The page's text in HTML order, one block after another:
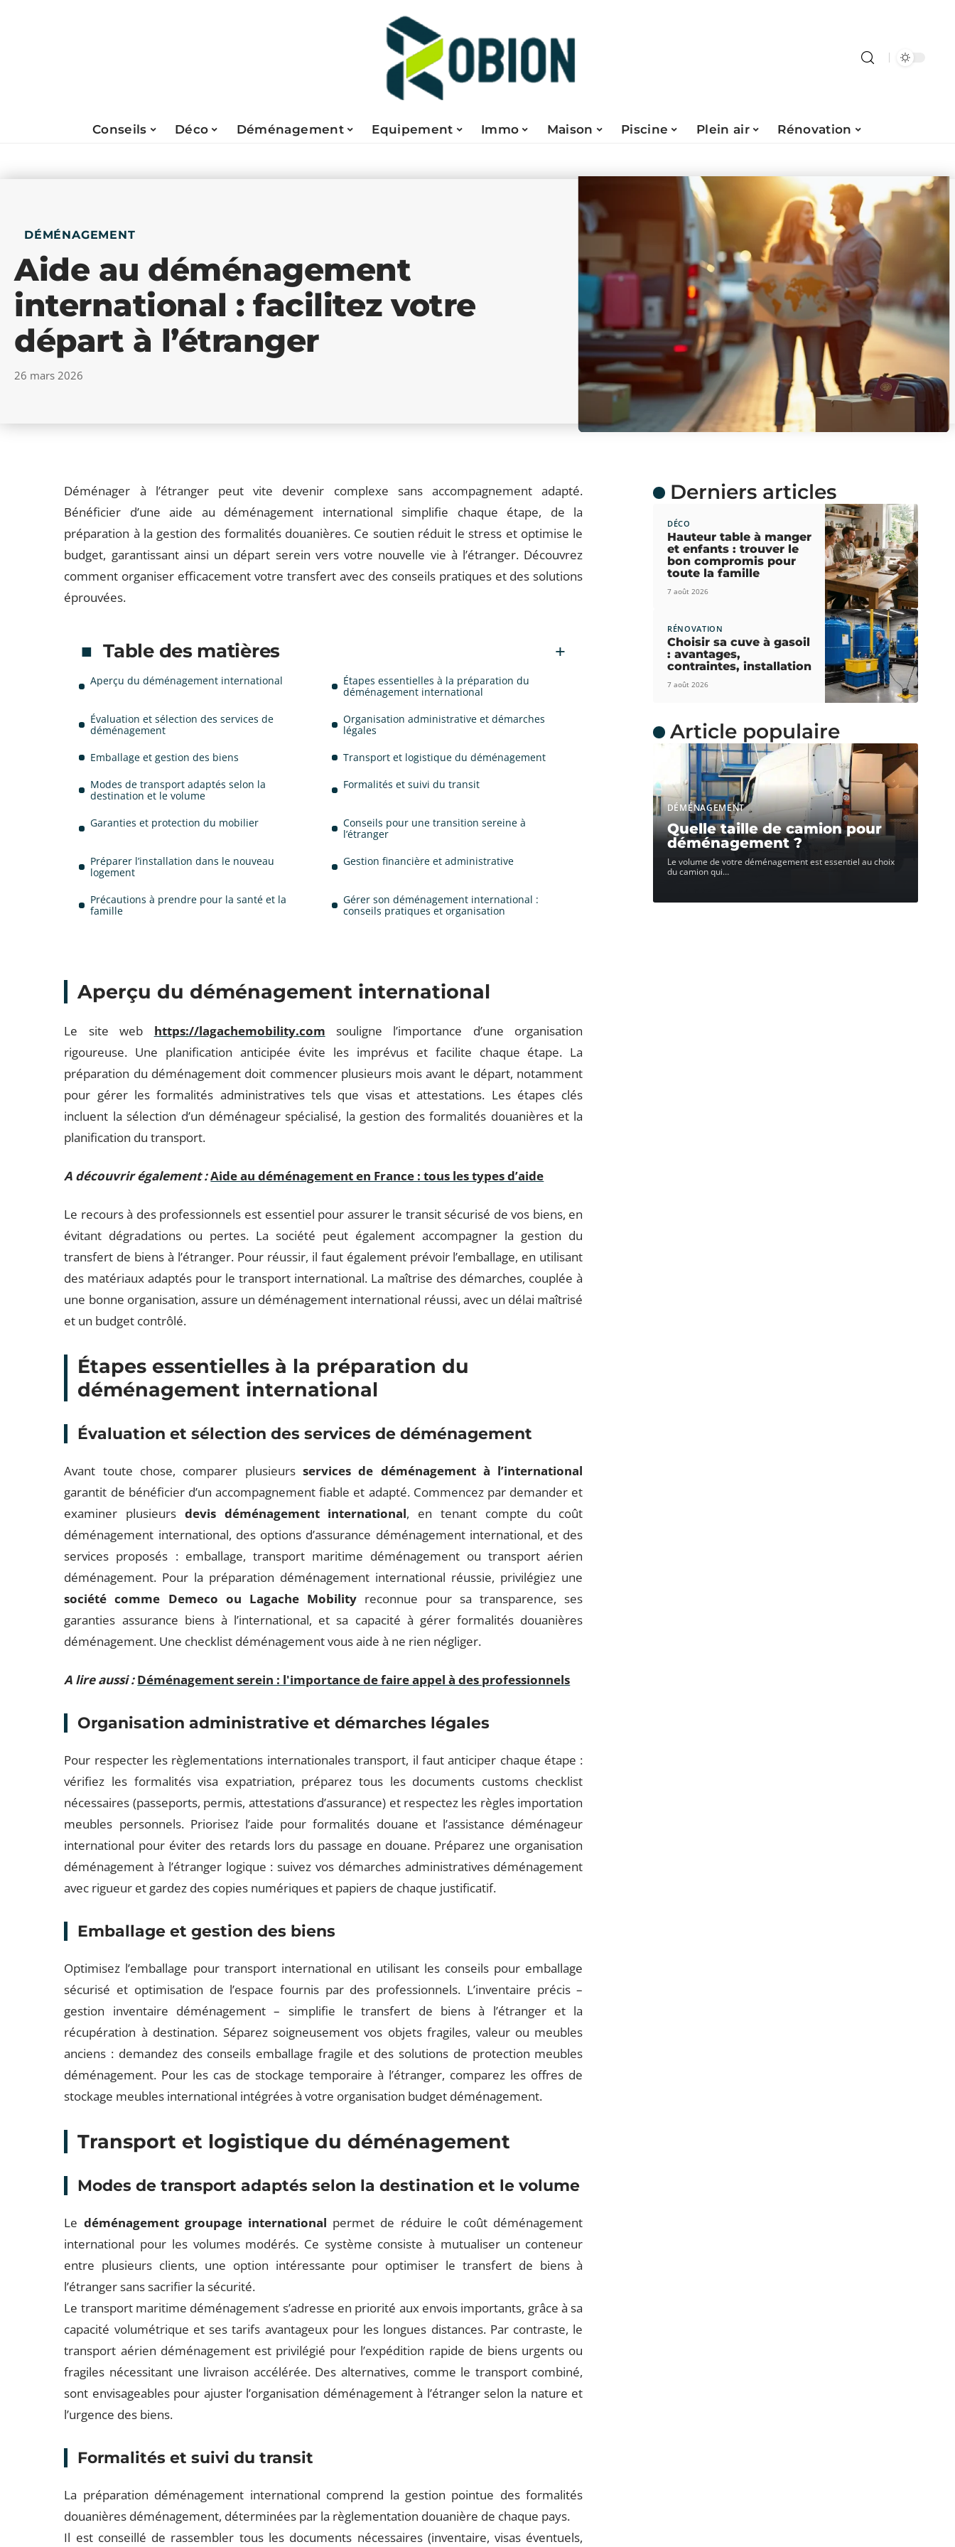
Conseils Déco Déménagement Equipement Immo Maison Piscine Plein air Rénovation
DÉMÉNAGEMENT
Aide au déménagement
international : facilitez votre
départ à l’étranger
26 mars 2026
Déménager à l’étranger peut vite devenir complexe sans accompagnement adapté.
Bénéficier d’une aide au déménagement international simplifie chaque étape, de la
préparation à la gestion des formalités douanières. Ce soutien réduit le stress et optimise le
budget, garantissant ainsi un départ serein vers votre nouvelle vie à l’étranger. Découvrez
comment organiser efficacement votre transfert avec des conseils pratiques et des solutions
éprouvées.
Table des matières
Aperçu du déménagement international
Étapes essentielles à la préparation du
déménagement international
Évaluation et sélection des services de
déménagement
Organisation administrative et démarches
légales
Emballage et gestion des biens
Transport et logistique du déménagement
Modes de transport adaptés selon la
destination et le volume
Formalités et suivi du transit
Garanties et protection du mobilier
Conseils pour une transition sereine à
l’étranger
Préparer l’installation dans le nouveau
logement
Gestion financière et administrative
Précautions à prendre pour la santé et la
famille
Gérer son déménagement international :
conseils pratiques et organisation
Aperçu du déménagement international
Le site web https://lagachemobility.com souligne l’importance d’une organisation
rigoureuse. Une planification anticipée évite les imprévus et facilite chaque étape. La
préparation du déménagement doit commencer plusieurs mois avant le départ, notamment
pour gérer les formalités administratives tels que visas et attestations. Les étapes clés
incluent la sélection d’un déménageur spécialisé, la gestion des formalités douanières et la
planification du transport.
A découvrir également :Aide au déménagement en France : tous les types d’aide
Le recours à des professionnels est essentiel pour assurer le transit sécurisé de vos biens, en
évitant dégradations ou pertes. La société peut également accompagner la gestion du
transfert de biens à l’étranger. Pour réussir, il faut également prévoir l’emballage, en utilisant
des matériaux adaptés pour le transport international. La maîtrise des démarches, couplée à
une bonne organisation, assure un déménagement international réussi, avec un délai maîtrisé
et un budget contrôlé.
Étapes essentielles à la préparation du
déménagement international
Évaluation et sélection des services de déménagement
Avant toute chose, comparer plusieursservices de déménagement à l’international
garantit de bénéficier d’un accompagnement fiable et adapté. Commencez par demander et
examiner plusieurs devis déménagement international, en tenant compte du coût
déménagement international, des options d’assurance déménagement international, et des
services proposés : emballage, transport maritime déménagement ou transport aérien
déménagement. Pour la préparation déménagement international réussie, privilégiez une
société comme Demeco ou Lagache Mobilityreconnue pour sa transparence, ses
garanties assurance biens à l’international, et sa capacité à gérer formalités douanières
déménagement. Une checklist déménagement vous aide à ne rien négliger.
A lire aussi : Déménagement serein : l'importance de faire appel à des professionnels
Organisation administrative et démarches légales
Pour respecter les règlementations internationales transport, il faut anticiper chaque étape :
vérifiez les formalités visa expatriation, préparez tous les documents customs checklist
nécessaires (passeports, permis, attestations d’assurance) et respectez les règles importation
meubles personnels. Priorisez l’aide pour formalités douane et l’assistance déménageur
international pour éviter des retards lors du passage en douane. Préparez une organisation
déménagement à l’étranger logique : suivez vos démarches administratives déménagement
avec rigueur et gardez des copies numériques et papiers de chaque justificatif.
Emballage et gestion des biens
Optimisez l’emballage pour transport international en utilisant les conseils pour emballage
sécurisé et optimisation de l’espace fournis par des professionnels. L’inventaire précis –
gestion inventaire déménagement – simplifie le transfert de biens à l’étranger et la
récupération à destination. Séparez soigneusement vos objets fragiles, valeur ou meubles
anciens : demandez des conseils emballage fragile et des solutions de protection meubles
déménagement. Pour les cas de stockage temporaire à l’étranger, comparez les offres de
stockage meubles international intégrées à votre organisation budget déménagement.
Transport et logistique du déménagement
Modes de transport adaptés selon la destination et le volume
Le déménagement groupage international permet de réduire le coût déménagement
international pour les volumes modérés. Ce système consiste à mutualiser un conteneur
entre plusieurs clients, une option intéressante pour optimiser le transfert de biens à
l’étranger sans sacrifier la sécurité.
Le transport maritime déménagement s’adresse en priorité aux envois importants, grâce à sa
capacité volumétrique et ses tarifs avantageux pour les longues distances. Par contraste, le
transport aérien déménagement est privilégié pour l’expédition rapide de biens urgents ou
fragiles nécessitant une livraison accélérée. Des alternatives, comme le transport combiné,
sont envisageables pour ajuster l’organisation déménagement à l’étranger selon la nature et
l’urgence des biens.
Formalités et suivi du transit
La préparation déménagement international comprend la gestion pointue des formalités
douanières déménagement, déterminées par la règlementation douanière de chaque pays.
Il est conseillé de rassembler tous les documents nécessaires (inventaire, visas éventuels,
Derniers articles
DÉCO
Hauteur table à manger
et enfants : trouver le
bon compromis pour
toute la famille
7 août 2026
RÉNOVATION
Choisir sa cuve à gasoil
: avantages,
contraintes, installation
7 août 2026
Article populaire
DÉMÉNAGEMENT
Quelle taille de camion pour
déménagement ?
Le volume de votre déménagement est essentiel au choix
du camion qui…